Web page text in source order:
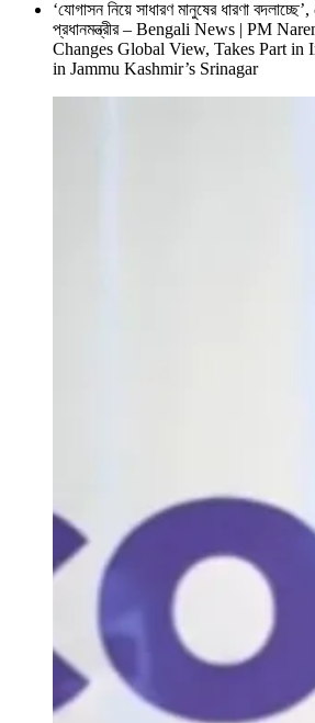
‘যোগাসন নিয়ে সাধারণ মানুষের ধারণা বদলাচ্ছে’,
প্রধানমন্ত্রীর – Bengali News | PM
Changes Global View, Takes Part in
in Jammu Kashmir’s Srinagar